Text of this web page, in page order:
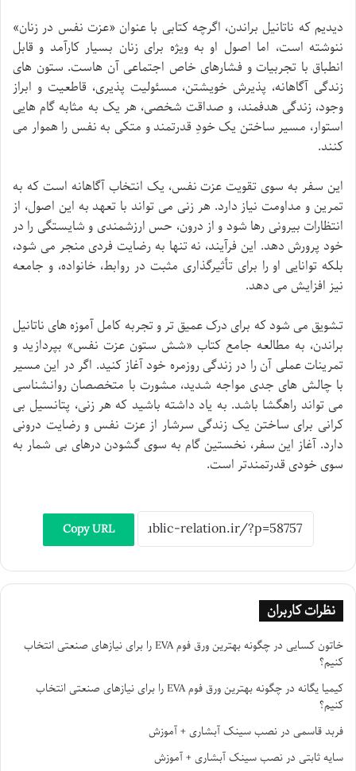
دیدیم که ناتانیل براندن، اگرچه کتابی با عنوان «عزت نفس در زنان»
ننوشته است، اما اصول او به ویژه برای زنان بسیار کارآمد و قابل
انطباق با تجربیات و فشارهای خاص اجتماعی آن هاست. ستون های
زندگی آگاهانه، پذیرش خویشتن، مسئولیت پذیری، قاطعیت و ابراز
وجود، زندگی هدفمند، و صداقت شخصی، هر یک به مثابه گام هایی
استوار، مسیر ساختن یک خودِ قدرتمند و متکی به نفس را هموار می
کنند.
این سفر به سوی تقویت عزت نفس، یک انتخاب آگاهانه است که به
تمرین و مداومت نیاز دارد. هر زنی می تواند با تعهد به این اصول، از
انتظارات بیرونی رها شود و از درون، حس ارزشمندی و شایستگی را در
خود پرورش دهد. این فرآیند، نه تنها به رضایت فردی منجر می شود،
بلکه توانایی او را برای تأثیرگذاری مثبت در روابط، خانواده، و جامعه
نیز افزایش می دهد.
تشویق می شود که برای درک عمیق تر و تجربه کامل آموزه های ناتانیل
براندن، به مطالعه جامع کتاب «شش ستون عزت نفس» بپردازید و
تمرینات عملی آن را در زندگی روزمره خود آغاز کنید. اگر در این مسیر
با چالش های جدی مواجه شدید، مشورت با متخصصان روانشناسی
می تواند راهگشا باشد. به یاد داشته باشید که هر زنی، پتانسیل بی
کرانی برای ساختن یک زندگی سرشار از عزت نفس و رضایت درونی
دارد. آغاز این سفر، نخستین گام به سوی گشودن درهای بی شمار به
سوی خودی قدرتمندتر است.
Copy URL
نظرات کاربران
خاتون کسایی در
چگونه بهترین ورق فوم EVA را برای نیازهای صنعتی انتخاب
کنیم؟
کیمیا یگانه در
چگونه بهترین ورق فوم EVA را برای نیازهای صنعتی انتخاب
کنیم؟
فربد قاسمی درنصب سینک آبشاری + آموزش
سایه ثابتی درنصب سینک آبشاری + آموزش